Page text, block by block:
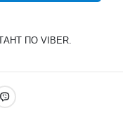
ПО VIBER.